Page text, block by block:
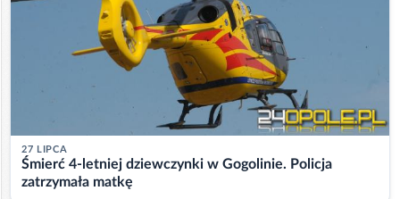
27 LIPCA
Śmierć 4-letniej dziewczynki w Gogolinie. Policja
zatrzymała matkę